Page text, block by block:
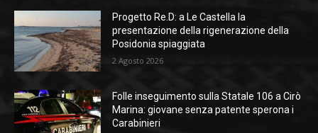
Progetto Re.D: a Le Castella la
presentazione della rigenerazione della
Posidonia spiaggiata
2 Agosto 2026
Folle inseguimento sulla Statale 106 a Cirò
Marina: giovane senza patente sperona i
Carabinieri